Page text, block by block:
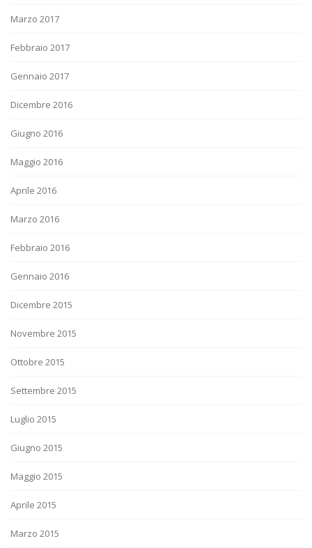
Marzo 2017
Febbraio 2017
Gennaio 2017
Dicembre 2016
Giugno 2016
Maggio 2016
Aprile 2016
Marzo 2016
Febbraio 2016
Gennaio 2016
Dicembre 2015
Novembre 2015
Ottobre 2015
Settembre 2015
Luglio 2015
Giugno 2015
Maggio 2015
Aprile 2015
Marzo 2015